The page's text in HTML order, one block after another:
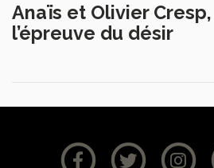
Anaïs et Olivier
l’épreuve du désir